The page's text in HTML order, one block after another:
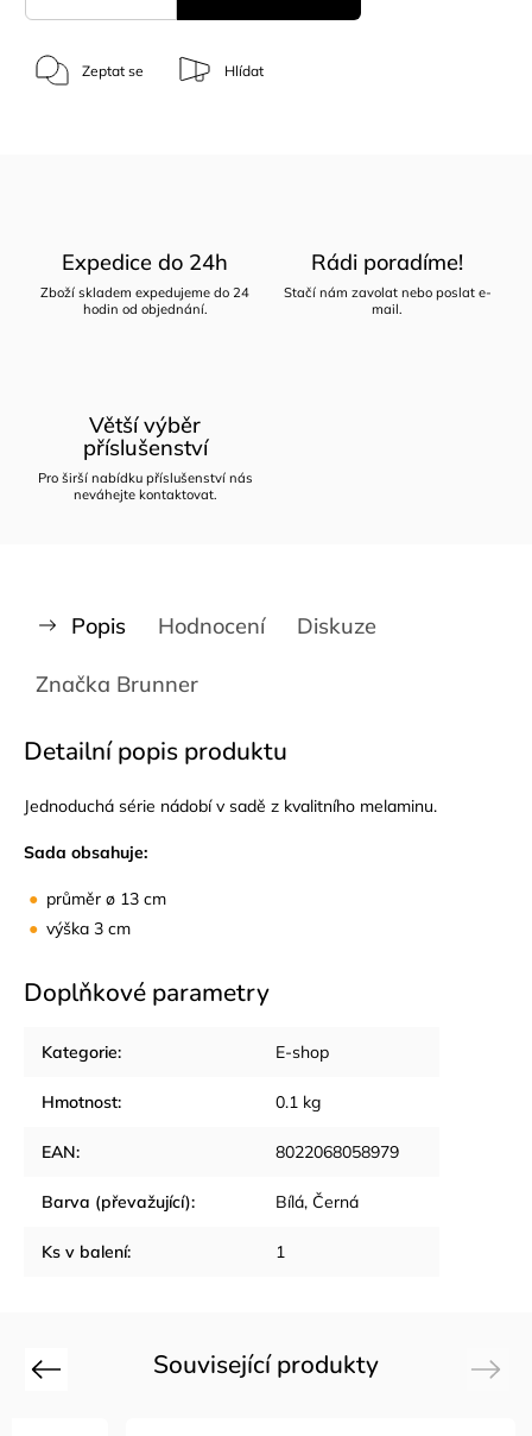
Zeptat se Hlídat
Expedice do 24h
Zboží skladem expedujeme do 24
hodin od objednání.
Rádi poradíme!
Stačí nám zavolat nebo poslat e-
mail.
Větší výběr
příslušenství
Pro širší nabídku příslušenství nás
neváhejte kontaktovat.
Popis Hodnocení Diskuze
Značka Brunner
Detailní popis produktu
Jednoduchá série nádobí v sadě z kvalitního melaminu.
Sada obsahuje:
průměr ø 13 cm
výška 3 cm
Doplňkové parametry
Kategorie: E-shop
Hmotnost: 0.1 kg
EAN: 8022068058979
Barva (převažující): Bílá, Černá
Ks v balení: 1
Související produkty
Previous Next